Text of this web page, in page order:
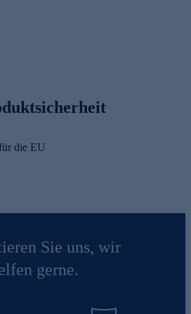
die EU
Sie uns, wir
gerne.